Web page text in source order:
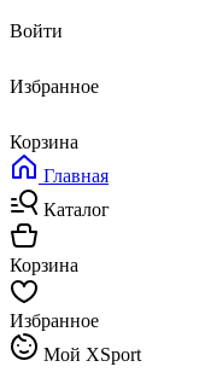
Войти
Избранное
Корзина
Главная
Каталог
Корзина
Избранное
Мой XSport